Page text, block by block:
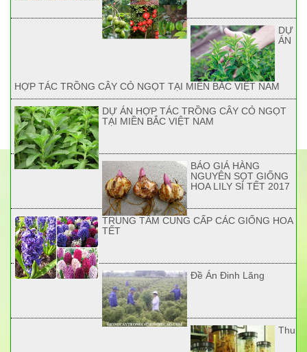
DỰ
ÁN
HỢP TÁC TRỒNG CÂY CỎ NGỌT TẠI MIỀN BẮC VIỆT NAM
DỰ ÁN HỢP TÁC TRỒNG CÂY CỎ NGỌT
TẠI MIỀN BẮC VIỆT NAM
BÁO GIÁ HÀNG
NGUYÊN SỌT GIỐNG
HOA LILY SỈ TẾT 2017
TRUNG TÂM CUNG CẤP CÁC GIỐNG HOA
TẾT
Đề Án Đinh Lăng
Thu